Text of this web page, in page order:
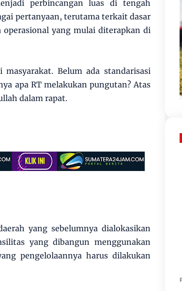
perbincangan luas di tengah
pertanyaan, terutama terkait dasar
yang mulai diterapkan di
Belum ada standarisasi
apa RT melakukan pungutan? Atas
dalam rapat.
yang sebelumnya dialokasikan
yang dibangun menggunakan
pengelolaannya harus dilakukan